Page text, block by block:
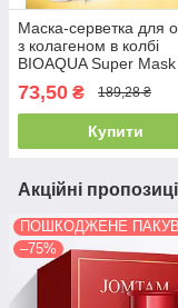
Маска-серветка для
з колагеном в колбі
BIOAQUA Super Mask
Nourishing Mask
73,50 ₴ 189,28 ₴
Купити
Акційні
ПОШКОДЖЕНЕ
–75%